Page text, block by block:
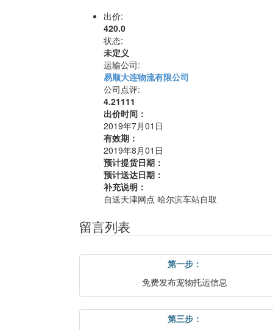
出价:
420.0
状态:
未定义
运输公司:
易顺大连物流有限公司
公司点评:
4.21111
出价时间：
2019年7月01日
有效期：
2019年8月01日
预计提货日期：
预计送达日期：
补充说明：
自送天津网点 哈尔滨车站自取
留言列表
第一步：
免费发布宠物托运信息
第三步：